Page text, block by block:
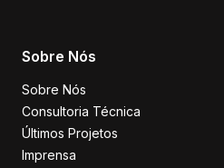
Sobre Nós
Sobre Nós
Consultoria Técnica
Últimos Projetos
Imprensa